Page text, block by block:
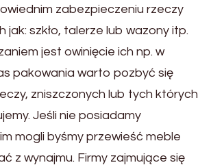
zabezpieczeniu rzeczy
jak: szkło, talerze lub wazony itp.
jest owinięcie ich np. w
pakowania warto pozbyć się
zniszczonych lub tych których
Jeśli nie posiadamy
mogli byśmy przewieść meble
z wynajmu. Firmy zajmujące się